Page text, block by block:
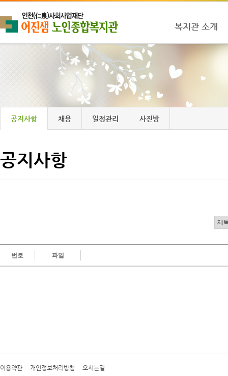
복지관 소개
공지사항 채용 일정관리 사진방
공지사항
번호 파일
이용약관 개인정보처리방침 오시는길